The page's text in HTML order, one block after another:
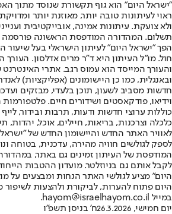
"ישראל היום" הוא גוף תקשורת שנוסד מתוך
ראוי לעיתונות טובה יותר, מאוזנת יותר
ולא צועקת. עיתונות אמינה, אובייקטיבית
הפך "ישראל היום" לעיתון הישראלי בעל שיעור
חול. מו"ל העיתון היא ד"ר מרים אדלסון. העורך
והעורך המייסד הוא עמוס רגב. אתרי
חדשות מסביב לשעון, תוכן בלעדי, מבזקים
וידיאו, פודקאסטים ושידורים חיים.
כוללות ערוצי חדשות ודעות, תרבות ובידור,
לאוויר האתר החדש והיישומון החדש של
לספק לגולשים חוויה מהירה, עדכנית, בטוחה
המודפסת של העיתון זמינים גם באתר,
לקבל אותם גם בניוזלטר. מועדון ההטבות
היום" מציע לגולשי האתר הנחות ומבצעים על
היום פתוח להערות, לביקורת ולהצעות לשיפור
במייל hayom@israelhayom.co.il.
יום חמישי, 26.3.2026
ח' בניסן תשפ"ו